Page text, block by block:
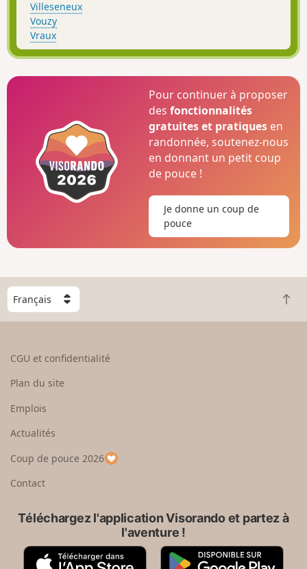
Villeseneux
Vouzy
Vraux
Pour continuer à proposer
desfonctionnalités
gratuites et pratiques en
randonnée, soutenez-nous
en donnant un petit coup
de pouce !
Je donne un coup de
pouce
C
h
o
e
u
p
a
R
e
CGU et confidentialité
Plan du site
Emplois
Actualités
Coup de pouce 2026
Contact
Téléchargez l'application Visorando et partez à
l'aventure !
A
G